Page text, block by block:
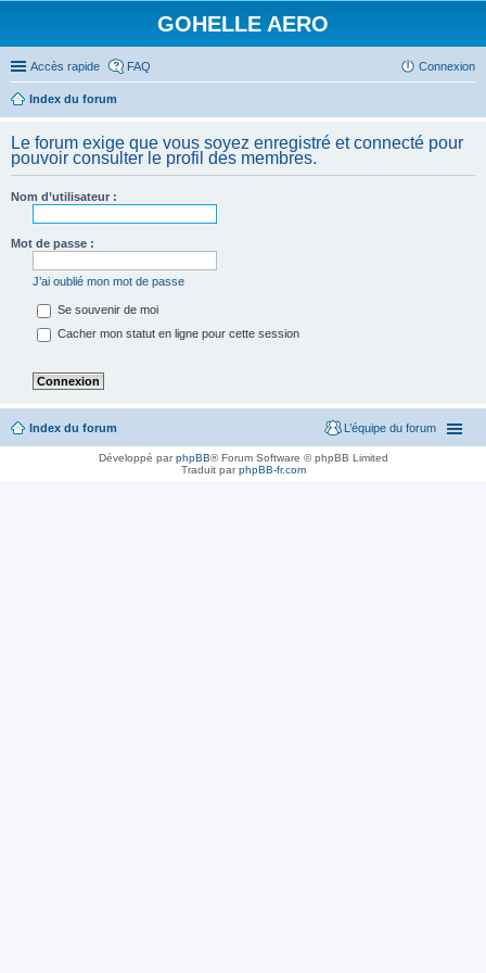
GOHELLE AERO
Accès rapide FAQ Connexion
Index du forum
Le forum exige que vous soyez enregistré et connecté pour
pouvoir consulter le profil des membres.
Nom d’utilisateur :
Mot de passe :
J’ai oublié mon mot de passe
Se souvenir de moi
Cacher mon statut en ligne pour cette session
Index du forum L’équipe du forum
Développé parphpBB® Forum Software © phpBB Limited
Traduit parphpBB-fr.com